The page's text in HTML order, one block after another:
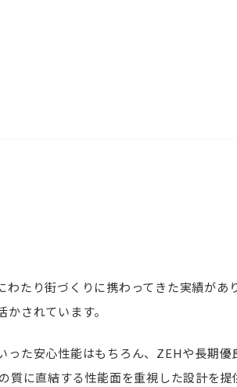
たり街づくりに携わってきた実績があり
されています。
った安心性能はもちろん、ZEHや長期優
質に直結する性能面を重視した設計を提